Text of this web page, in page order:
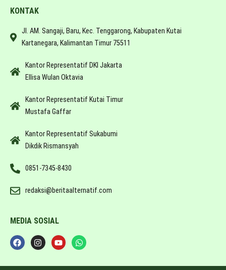
KONTAK
Jl. AM. Sangaji, Baru, Kec. Tenggarong, Kabupaten Kutai
Kartanegara, Kalimantan Timur 75511
Kantor Representatif DKI Jakarta
Ellisa Wulan Oktavia
Kantor Representatif Kutai Timur
Mustafa Gaffar
Kantor Representatif Sukabumi
Dikdik Rismansyah
0851-7345-8430
redaksi@beritaalternatif.com
MEDIA SOSIAL